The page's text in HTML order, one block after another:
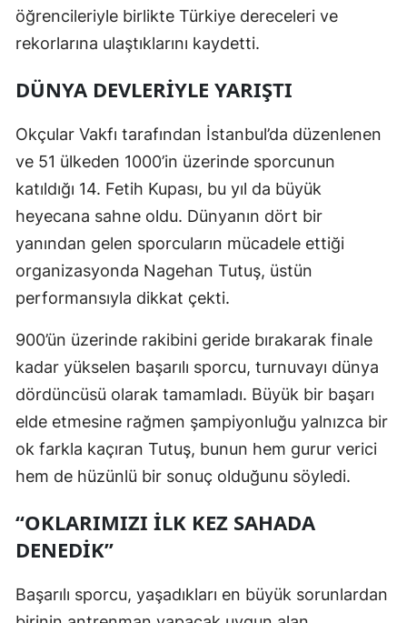
öğrencileriyle birlikte Türkiye dereceleri ve
rekorlarına ulaştıklarını kaydetti.
DÜNYA DEVLERIYLE YARIŞTI
Okçular Vakfı tarafından İstanbul’da düzenlenen
ve 51 ülkeden 1000’in üzerinde sporcunun
katıldığı 14. Fetih Kupası, bu yıl da büyük
heyecana sahne oldu. Dünyanın dört bir
yanından gelen sporcuların mücadele ettiği
organizasyonda Nagehan Tutuş, üstün
performansıyla dikkat çekti.
900’ün üzerinde rakibini geride bırakarak finale
kadar yükselen başarılı sporcu, turnuvayı dünya
dördüncüsü olarak tamamladı. Büyük bir başarı
elde etmesine rağmen şampiyonluğu yalnızca bir
ok farkla kaçıran Tutuş, bunun hem gurur verici
hem de hüzünlü bir sonuç olduğunu söyledi.
“OKLARIMIZI İLK KEZ SAHADA
DENEDIK”
Başarılı sporcu, yaşadıkları en büyük sorunlardan